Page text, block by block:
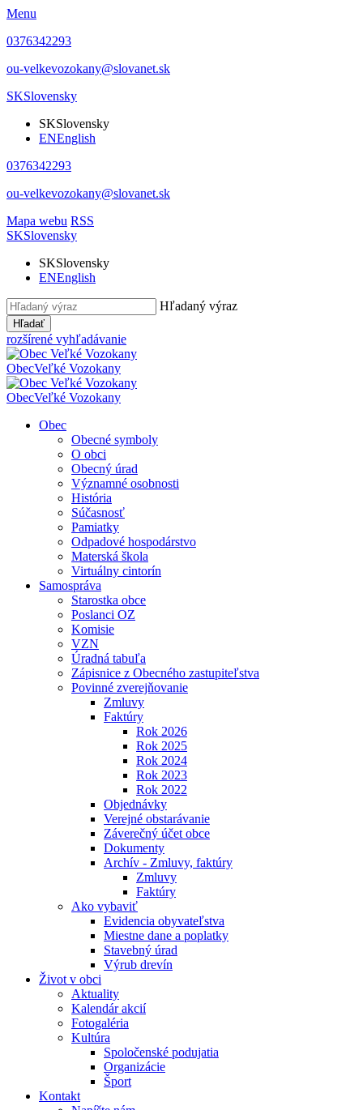
Menu
0376342293
ou-velkevozokany@slovanet.sk
SKSlovensky
SKSlovensky
ENEnglish
0376342293
ou-velkevozokany@slovanet.sk
Mapa webu RSS
SKSlovensky
SKSlovensky
ENEnglish
Hľadaný výraz
Hľadať
rozšírené vyhľadávanie
ObecVeľké Vozokany
ObecVeľké Vozokany
Obec
Obecné symboly
O obci
Obecný úrad
Významné osobnosti
História
Súčasnosť
Pamiatky
Odpadové hospodárstvo
Materská škola
Virtuálny cintorín
Samospráva
Starostka obce
Poslanci OZ
Komisie
VZN
Úradná tabuľa
Zápisnice z Obecného zastupiteľstva
Povinné zverejňovanie
Zmluvy
Faktúry
Rok 2026
Rok 2025
Rok 2024
Rok 2023
Rok 2022
Objednávky
Verejné obstarávanie
Záverečný účet obce
Dokumenty
Archív - Zmluvy, faktúry
Zmluvy
Faktúry
Ako vybaviť
Evidencia obyvateľstva
Miestne dane a poplatky
Stavebný úrad
Výrub drevín
Život v obci
Aktuality
Kalendár akcií
Fotogaléria
Kultúra
Spoločenské podujatia
Organizácie
Šport
Kontakt